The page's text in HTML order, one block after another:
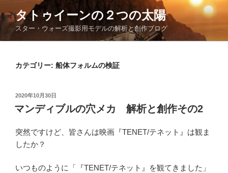
ン
ン
タトゥイーンの２つの太陽
スター・ウォーズ撮影用モデルの解析と創作ブログ
カテゴリー: 船体フォルムの検証
投
日:
2020年10月30日
マンディブルの穴メカ 解析と創作その2
突然ですけど、皆さんは映画『TENET/テネット』は観ま
したか？
いつものように「『TENET/テネット』を観てきました」